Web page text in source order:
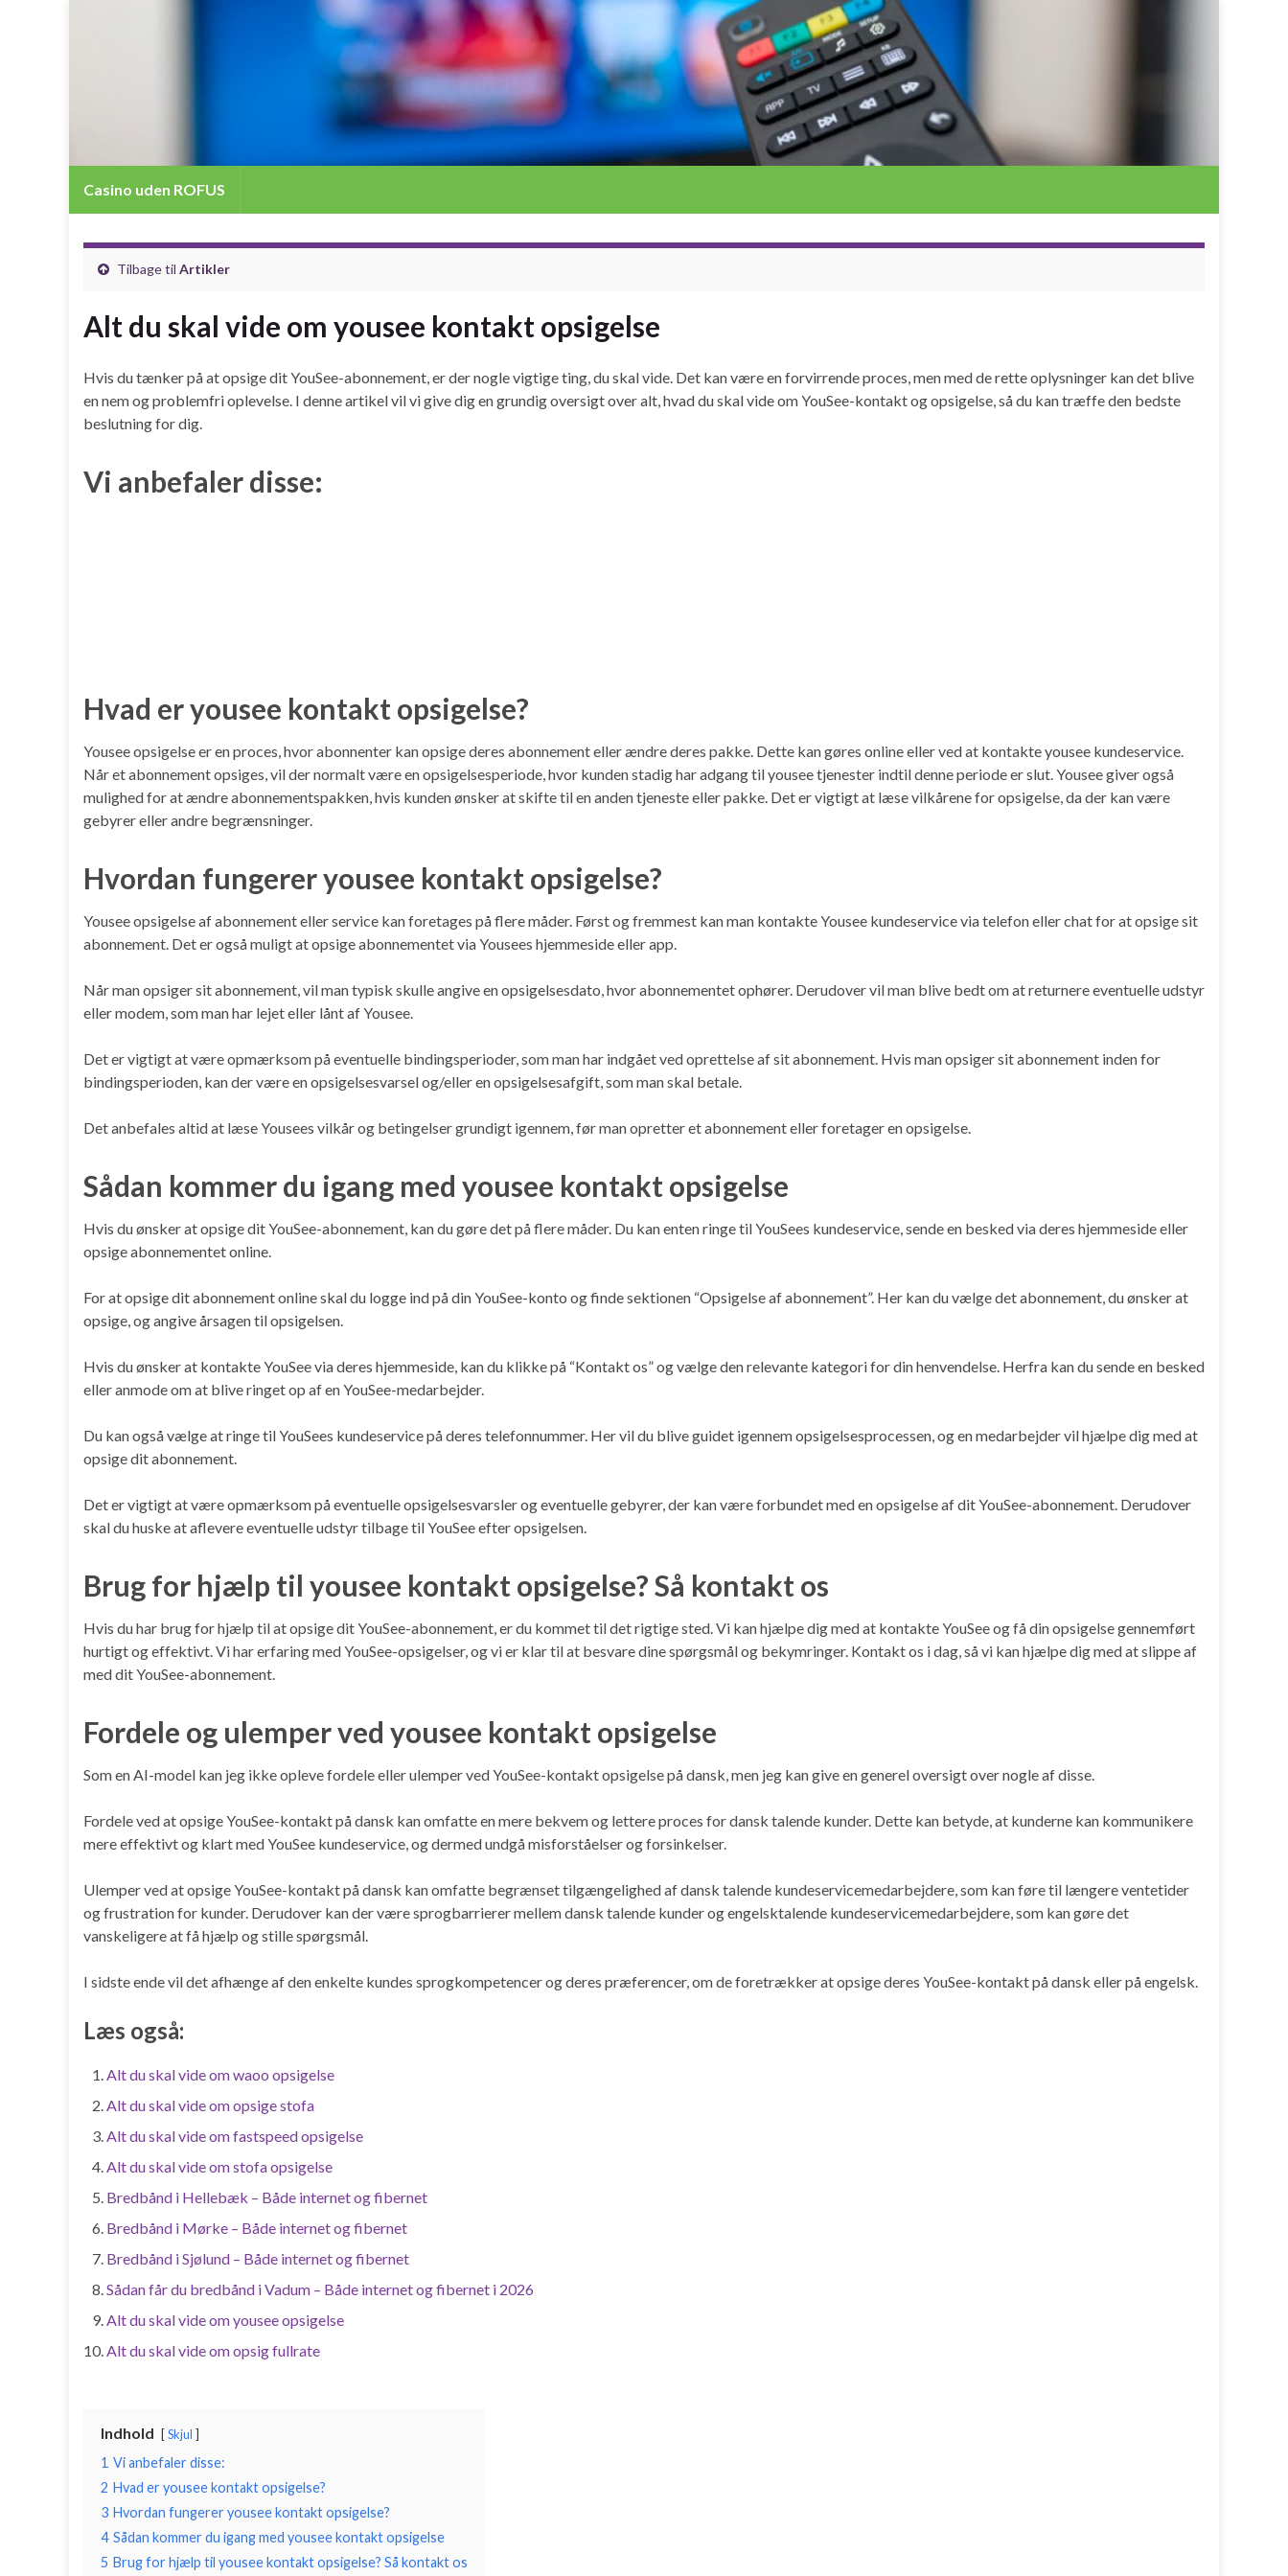
Casino uden ROFUS
Tilbage til Artikler
Alt du skal vide om yousee kontakt opsigelse
Hvis du tænker på at opsige dit YouSee-abonnement, er der nogle vigtige ting, du skal vide. Det kan være en forvirrende proces, men med de rette oplysninger kan det blive
en nem og problemfri oplevelse. I denne artikel vil vi give dig en grundig oversigt over alt, hvad du skal vide om YouSee-kontakt og opsigelse, så du kan træffe den bedste
beslutning for dig.
Vi anbefaler disse:
Hvad er yousee kontakt opsigelse?
Yousee opsigelse er en proces, hvor abonnenter kan opsige deres abonnement eller ændre deres pakke. Dette kan gøres online eller ved at kontakte yousee kundeservice.
Når et abonnement opsiges, vil der normalt være en opsigelsesperiode, hvor kunden stadig har adgang til yousee tjenester indtil denne periode er slut. Yousee giver også
mulighed for at ændre abonnementspakken, hvis kunden ønsker at skifte til en anden tjeneste eller pakke. Det er vigtigt at læse vilkårene for opsigelse, da der kan være
gebyrer eller andre begrænsninger.
Hvordan fungerer yousee kontakt opsigelse?
Yousee opsigelse af abonnement eller service kan foretages på flere måder. Først og fremmest kan man kontakte Yousee kundeservice via telefon eller chat for at opsige sit
abonnement. Det er også muligt at opsige abonnementet via Yousees hjemmeside eller app.
Når man opsiger sit abonnement, vil man typisk skulle angive en opsigelsesdato, hvor abonnementet ophører. Derudover vil man blive bedt om at returnere eventuelle udstyr
eller modem, som man har lejet eller lånt af Yousee.
Det er vigtigt at være opmærksom på eventuelle bindingsperioder, som man har indgået ved oprettelse af sit abonnement. Hvis man opsiger sit abonnement inden for
bindingsperioden, kan der være en opsigelsesvarsel og/eller en opsigelsesafgift, som man skal betale.
Det anbefales altid at læse Yousees vilkår og betingelser grundigt igennem, før man opretter et abonnement eller foretager en opsigelse.
Sådan kommer du igang med yousee kontakt opsigelse
Hvis du ønsker at opsige dit YouSee-abonnement, kan du gøre det på flere måder. Du kan enten ringe til YouSees kundeservice, sende en besked via deres hjemmeside eller
opsige abonnementet online.
For at opsige dit abonnement online skal du logge ind på din YouSee-konto og finde sektionen “Opsigelse af abonnement”. Her kan du vælge det abonnement, du ønsker at
opsige, og angive årsagen til opsigelsen.
Hvis du ønsker at kontakte YouSee via deres hjemmeside, kan du klikke på “Kontakt os” og vælge den relevante kategori for din henvendelse. Herfra kan du sende en besked
eller anmode om at blive ringet op af en YouSee-medarbejder.
Du kan også vælge at ringe til YouSees kundeservice på deres telefonnummer. Her vil du blive guidet igennem opsigelsesprocessen, og en medarbejder vil hjælpe dig med at
opsige dit abonnement.
Det er vigtigt at være opmærksom på eventuelle opsigelsesvarsler og eventuelle gebyrer, der kan være forbundet med en opsigelse af dit YouSee-abonnement. Derudover
skal du huske at aflevere eventuelle udstyr tilbage til YouSee efter opsigelsen.
Brug for hjælp til yousee kontakt opsigelse? Så kontakt os
Hvis du har brug for hjælp til at opsige dit YouSee-abonnement, er du kommet til det rigtige sted. Vi kan hjælpe dig med at kontakte YouSee og få din opsigelse gennemført
hurtigt og effektivt. Vi har erfaring med YouSee-opsigelser, og vi er klar til at besvare dine spørgsmål og bekymringer. Kontakt os i dag, så vi kan hjælpe dig med at slippe af
med dit YouSee-abonnement.
Fordele og ulemper ved yousee kontakt opsigelse
Som en AI-model kan jeg ikke opleve fordele eller ulemper ved YouSee-kontakt opsigelse på dansk, men jeg kan give en generel oversigt over nogle af disse.
Fordele ved at opsige YouSee-kontakt på dansk kan omfatte en mere bekvem og lettere proces for dansk talende kunder. Dette kan betyde, at kunderne kan kommunikere
mere effektivt og klart med YouSee kundeservice, og dermed undgå misforståelser og forsinkelser.
Ulemper ved at opsige YouSee-kontakt på dansk kan omfatte begrænset tilgængelighed af dansk talende kundeservicemedarbejdere, som kan føre til længere ventetider
og frustration for kunder. Derudover kan der være sprogbarrierer mellem dansk talende kunder og engelsktalende kundeservicemedarbejdere, som kan gøre det
vanskeligere at få hjælp og stille spørgsmål.
I sidste ende vil det afhænge af den enkelte kundes sprogkompetencer og deres præferencer, om de foretrækker at opsige deres YouSee-kontakt på dansk eller på engelsk.
Læs også:
Alt du skal vide om waoo opsigelse
Alt du skal vide om opsige stofa
Alt du skal vide om fastspeed opsigelse
Alt du skal vide om stofa opsigelse
Bredbånd i Hellebæk – Både internet og fibernet
Bredbånd i Mørke – Både internet og fibernet
Bredbånd i Sjølund – Både internet og fibernet
Sådan får du bredbånd i Vadum – Både internet og fibernet i 2026
Alt du skal vide om yousee opsigelse
Alt du skal vide om opsig fullrate
Indhold Skjul
1 Vi anbefaler disse:
2 Hvad er yousee kontakt opsigelse?
3 Hvordan fungerer yousee kontakt opsigelse?
4 Sådan kommer du igang med yousee kontakt opsigelse
5 Brug for hjælp til yousee kontakt opsigelse? Så kontakt os